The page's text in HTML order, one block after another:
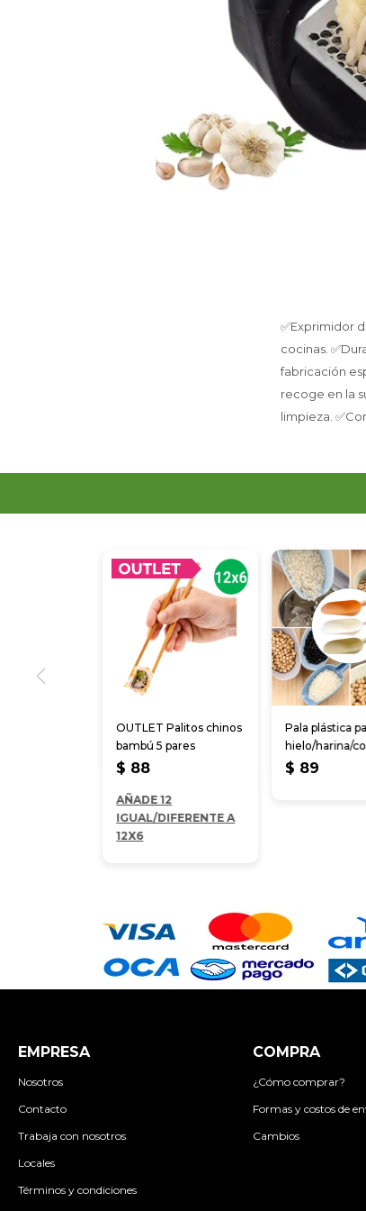
✅Exprimidor
cocinas.
fabricación
recoge en la
limpieza.
OUTLET Palitos chinos
bambú 5 pares
$ 88
AÑADE 12
IGUAL/DIFERENTE A
12X6
Pala plástica
hielo/harina/
pesar 3 colores
$ 89
EMPRESA
Nosotros
Contacto
Trabaja con nosotros
Locales
Términos y condiciones
COMPRA
¿Cómo comprar?
Formas y costos de
Cambios